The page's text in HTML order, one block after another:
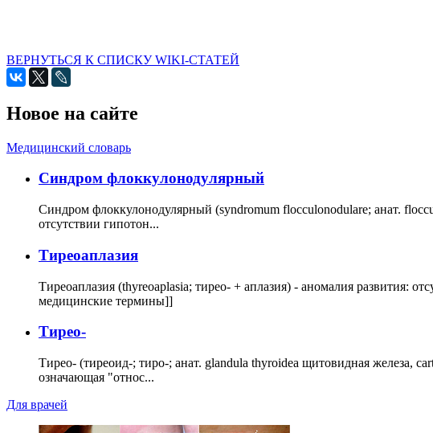
ВЕРНУТЬСЯ К СПИСКУ WIKI-СТАТЕЙ
Новое на сайте
Медицинский словарь
Cиндром флоккулонодулярный
Синдром флоккулонодулярный (syndromum flocculonodulare; анат.
отсутствии гипотон...
Тиреоаплазия
Тиреоаплазия (thyreoaplasia; тирео- + аплазия) - аномалия развития:
медицинские термины]]
Тирео-
Тирео- (тиреоид-; тиро-; анат. glandula thyroidea щитовидная железа,
означающая "относ...
Для врачей